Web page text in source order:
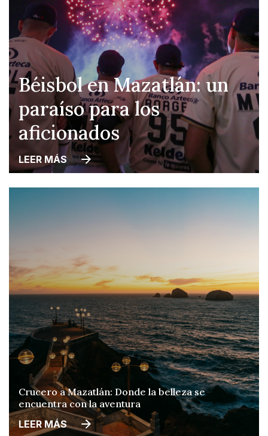
Béisbol en Mazatlán: un
paraíso para los
aficionados
LEER MÁS
Crucero a Mazatlán: Donde la belleza se
encuentra con la aventura
LEER MÁS